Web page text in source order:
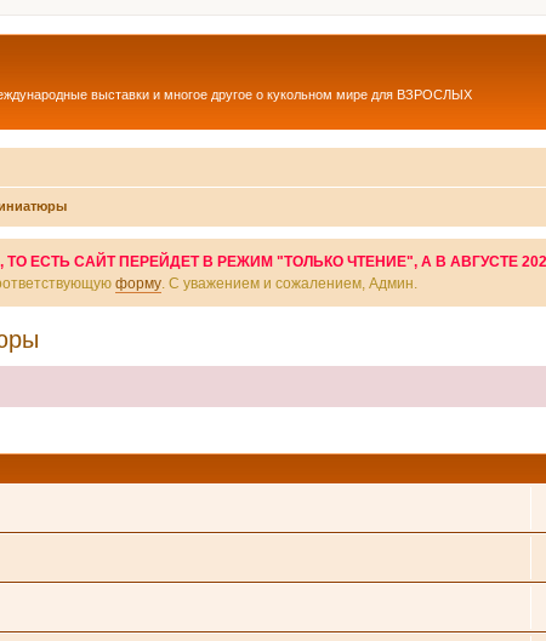
выставки и многое другое о кукольном мире для ВЗРОСЛЫХ
ЕСТЬ САЙТ ПЕРЕЙДЕТ В РЕЖИМ "ТОЛЬКО ЧТЕНИЕ", А В АВГУСТЕ
форму . С уважением и сожалением, Админ.